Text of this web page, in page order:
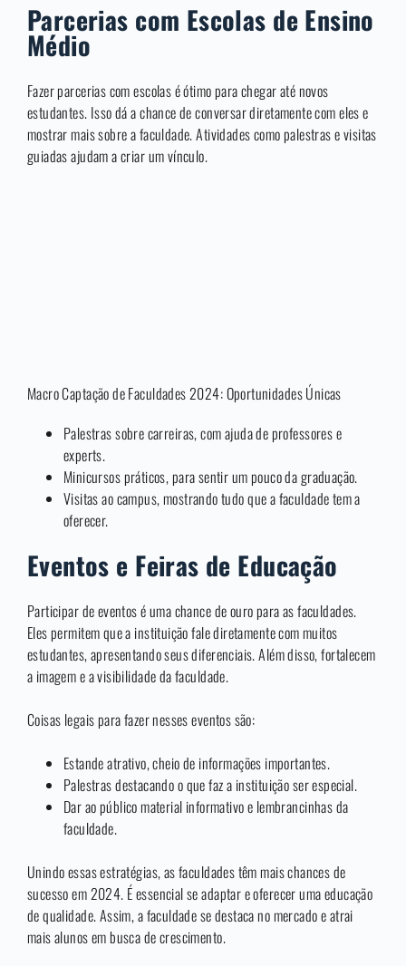
Parcerias com Escolas de Ensino
Médio
Fazer parcerias com escolas é ótimo para chegar até novos
estudantes. Isso dá a chance de conversar diretamente com eles e
mostrar mais sobre a faculdade. Atividades como palestras e visitas
guiadas ajudam a criar um vínculo.
Macro Captação de Faculdades 2024: Oportunidades Únicas
Palestras sobre carreiras, com ajuda de professores e
experts.
Minicursos práticos, para sentir um pouco da graduação.
Visitas ao campus, mostrando tudo que a faculdade tem a
oferecer.
Eventos e Feiras de Educação
Participar de eventos é uma chance de ouro para as faculdades.
Eles permitem que a instituição fale diretamente com muitos
estudantes, apresentando seus diferenciais. Além disso, fortalecem
a imagem e a visibilidade da faculdade.
Coisas legais para fazer nesses eventos são:
Estande atrativo, cheio de informações importantes.
Palestras destacando o que faz a instituição ser especial.
Dar ao público material informativo e lembrancinhas da
faculdade.
Unindo essas estratégias, as faculdades têm mais chances de
sucesso em 2024. É essencial se adaptar e oferecer uma educação
de qualidade. Assim, a faculdade se destaca no mercado e atrai
mais alunos em busca de crescimento.